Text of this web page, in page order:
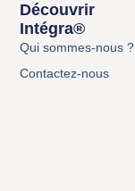
Découvrir
Intégra®
Qui sommes-nous ?
Contactez-nous